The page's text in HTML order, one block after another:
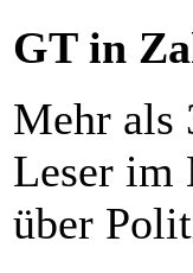
GT in
Mehr als
Leser im
über